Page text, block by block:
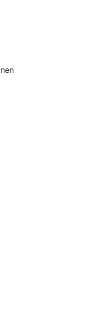
Mando
Momentum
Sweet
Astrid